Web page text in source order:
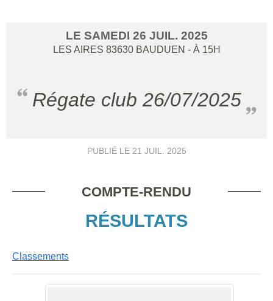
LE SAMEDI 26 JUIL. 2025
LES AIRES 83630 BAUDUEN - À 15H
Régate club 26/07/2025
PUBLIÉ LE 21 JUIL. 2025
COMPTE-RENDU
RÉSULTATS
Classements